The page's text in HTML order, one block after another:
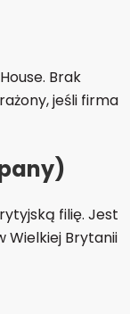
Brak
jeśli firma
filię. Jest
Wielkiej Brytanii